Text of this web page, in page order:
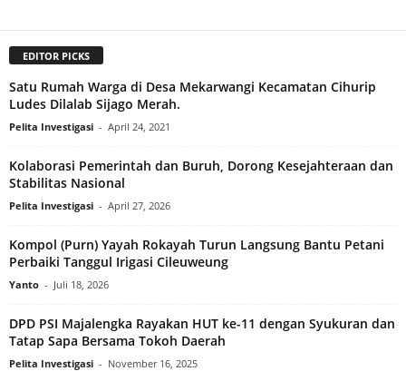
EDITOR PICKS
Satu Rumah Warga di Desa Mekarwangi Kecamatan Cihurip
Ludes Dilalab Sijago Merah.
Pelita Investigasi - April 24, 2021
Kolaborasi Pemerintah dan Buruh, Dorong Kesejahteraan dan
Stabilitas Nasional
Pelita Investigasi - April 27, 2026
Kompol (Purn) Yayah Rokayah Turun Langsung Bantu Petani
Perbaiki Tanggul Irigasi Cileuweung
Yanto - Juli 18, 2026
DPD PSI Majalengka Rayakan HUT ke-11 dengan Syukuran dan
Tatap Sapa Bersama Tokoh Daerah
Pelita Investigasi - November 16, 2025